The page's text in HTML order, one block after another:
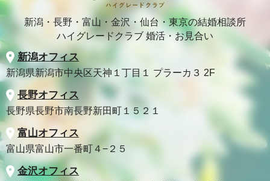
新潟・長野・富山・金沢・仙台・東京の結婚相談所
ハイグレードクラブ 婚活・お見合い
新潟オフィス
新潟県新潟市中央区天神１丁目１ プラーカ３ 2F
長野オフィス
長野県長野市南長野新田町１５２１
富山オフィス
富山県富山市一番町４−２５
金沢オフィス